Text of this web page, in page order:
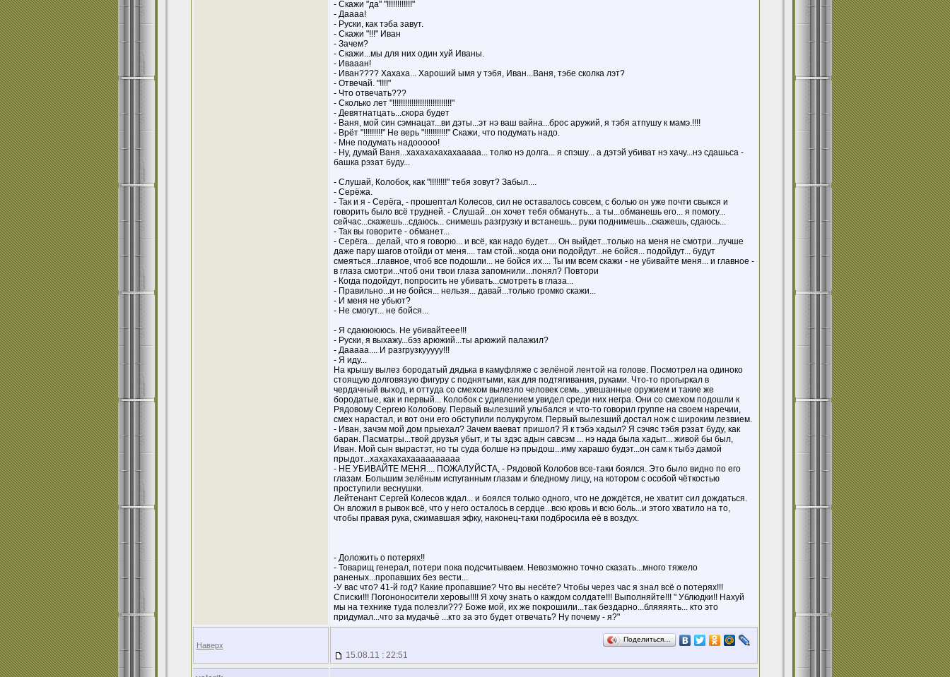
- Скажи "да" "!!!!!!!!!!!!"
- Даааа!
- Руски, как тэба завут.
- Скажи "!!!" Иван
- Зачем?
- Скажи...мы для них один хуй Иваны.
- Ивааан!
- Иван???? Хахаха... Хароший ымя у тэбя, Иван...Ваня, тэбе сколка лэт?
- Отвечай. "!!!!"
- Что отвечать???
- Сколько лет "!!!!!!!!!!!!!!!!!!!!!!!!!!!!"
- Девятнатцать...скора будет
- Ваня, мой син сэмнацат...ви дэты...эт нэ ваш вайна...брос аружий, я тэбя атпушу к мамэ.!!!!
- Врёт "!!!!!!!!!" Не верь "!!!!!!!!!!!" Скажи, что подумать надо.
- Мне подумать надооооо!
- Ну, думай Ваня...хахахахахахааааа... толко нэ долга... я спэшу... а дэтэй убиват нэ хачу...нэ сдашьса -
башка рэзат буду...
- Слушай, Колобок, как "!!!!!!!!" тебя зовут? Забыл....
- Серёжа.
- Так и я - Серёга, - прошептал Колесов, сил не оставалось совсем, с болью он уже почти свыкся и
говорить было всё трудней. - Слушай...он хочет тебя обмануть... а ты...обманешь его... я помогу...
сейчас...скажешь...сдаюсь... снимешь разгрузку и встанешь... руки поднимешь...скажешь, сдаюсь...
- Так вы говорите - обманет...
- Серёга... делай, что я говорю... и всё, как надо будет.... Он выйдет...только на меня не смотри...лучше
даже пару шагов отойди от меня.... там стой...когда они подойдут...не бойся... подойдут... будут
смеяться...главное, чтоб все подошли... не бойся их.... Ты им всем скажи - не убивайте меня... и главное -
в глаза смотри...чтоб они твои глаза запомнили...понял? Повтори
- Когда подойдут, попросить не убивать...смотреть в глаза...
- Правильно...и не бойся... нельзя... давай...только громко скажи...
- И меня не убьют?
- Не смогут... не бойся...
- Я сдаююююсь. Не убивайтеее!!!
- Руски, я выхажу...бэз арюжий...ты арюжий палажил?
- Дааааа.... И разгрузкууууу!!!
- Я иду...
На крышу вылез бородатый дядька в камуфляже с зелёной лентой на голове. Посмотрел на одиноко
стоящую долговязую фигуру с поднятыми, как для подтягивания, руками. Что-то прогыркал в
чердачный выход, и оттуда со смехом вылезло человек семь...увешанные оружием и такие же
бородатые, как и первый... Колобок с удивлением увидел среди них негра. Они со смехом подошли к
Рядовому Сергею Колобову. Первый вылезший улыбался и что-то говорил группе на своем наречии,
смех нарастал, и вот они его обступили полукругом. Первый вылезший достал нож с широким лезвием.
- Иван, зачэм мой дом прыехал? Зачем ваеват пришол? Я к тэбэ хадыл? Я сэчяс тэбя рэзат буду, как
баран. Пасматры...твой друзья убыт, и ты здэс адын савсэм ... нэ нада была хадыт... живой бы был,
Иван. Мой сын вырастэт, но ты суда болше нэ прыдош...иму харашо будэт...он сам к тыбэ дамой
прыдот...хахахахахаааааааааа
- НЕ УБИВАЙТЕ МЕНЯ.... ПОЖАЛУЙСТА, - Рядовой Колобов все-таки боялся. Это было видно по его
глазам. Большим зелёным испуганным глазам и бледному лицу, на котором с особой чёткостью
проступили веснушки.
Лейтенант Сергей Колесов ждал... и боялся только одного, что не дождётся, не хватит сил дождаться.
Он вложил в рывок всё, что у него осталось в сердце...всю кровь и всю боль...и этого хватило на то,
чтобы правая рука, сжимавшая эфку, наконец-таки подбросила её в воздух.
- Доложить о потерях!!
- Товарищ генерал, потери пока подсчитываем. Невозможно точно сказать...много тяжело
раненых...пропавших без вести...
-У вас что? 41-й год? Какие пропавшие? Что вы несёте? Чтобы через час я знал всё о потерях!!!
Списки!!! Погононосители херовы!!!! Я хочу знать о каждом солдате!!! Выполняйте!!! " Ублюдки!! Нахуй
мы на технике туда полезли??? Боже мой, их же покрошили...так бездарно...бляяяять... кто это
придумал...что за мудачьё ...кто за это будет отвечать? Ну почему - я?"
Наверх
Поделиться…
15.08.11 : 22:51